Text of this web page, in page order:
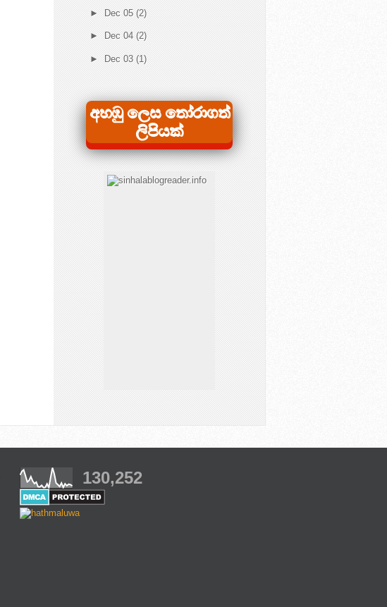
► Dec 05(2)
► Dec 04(2)
► Dec 03(1)
අහඹු ලෙස තෝරාගත්
ලිපියක්
130,252